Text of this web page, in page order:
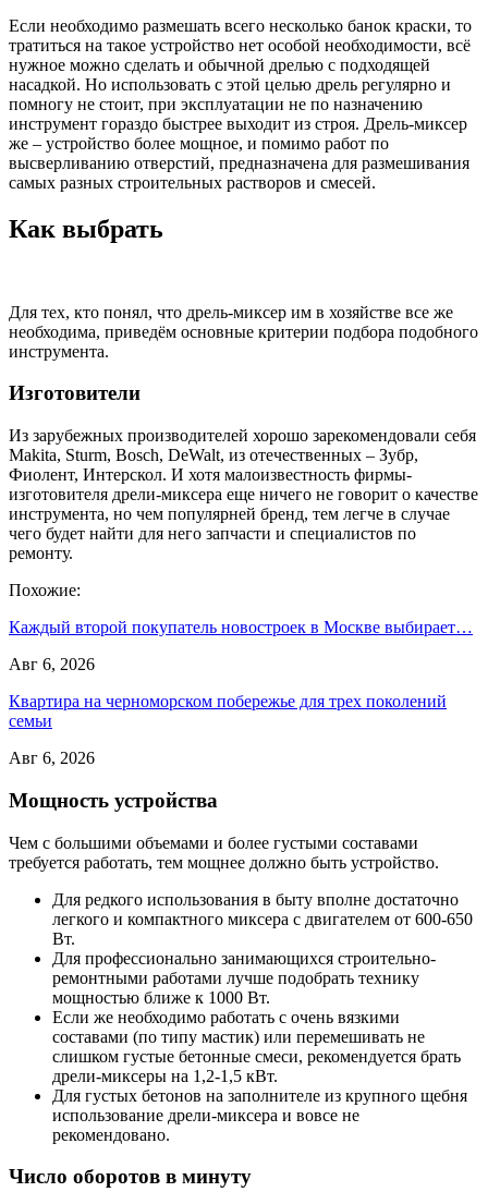
Если необходимо размешать всего несколько банок краски, то
тратиться на такое устройство нет особой необходимости, всё
нужное можно сделать и обычной дрелью с подходящей
насадкой. Но использовать с этой целью дрель регулярно и
помногу не стоит, при эксплуатации не по назначению
инструмент гораздо быстрее выходит из строя. Дрель-миксер
же – устройство более мощное, и помимо работ по
высверливанию отверстий, предназначена для размешивания
самых разных строительных растворов и смесей.
Как выбрать
Для тех, кто понял, что дрель-миксер им в хозяйстве все же
необходима, приведём основные критерии подбора подобного
инструмента.
Изготовители
Из зарубежных производителей хорошо зарекомендовали себя
Makita, Sturm, Bosch, DeWalt, из отечественных – Зубр,
Фиолент, Интерскол. И хотя малоизвестность фирмы-
изготовителя дрели-миксера еще ничего не говорит о качестве
инструмента, но чем популярней бренд, тем легче в случае
чего будет найти для него запчасти и специалистов по
ремонту.
Похожие:
Каждый второй покупатель новостроек в Москве выбирает…
Авг 6, 2026
Квартира на черноморском побережье для трех поколений
семьи
Авг 6, 2026
Мощность устройства
Чем с большими объемами и более густыми составами
требуется работать, тем мощнее должно быть устройство.
Для редкого использования в быту вполне достаточно
легкого и компактного миксера с двигателем от 600-650
Вт.
Для профессионально занимающихся строительно-
ремонтными работами лучше подобрать технику
мощностью ближе к 1000 Вт.
Если же необходимо работать с очень вязкими
составами (по типу мастик) или перемешивать не
слишком густые бетонные смеси, рекомендуется брать
дрели-миксеры на 1,2-1,5 кВт.
Для густых бетонов на заполнителе из крупного щебня
использование дрели-миксера и вовсе не
рекомендовано.
Число оборотов в минуту